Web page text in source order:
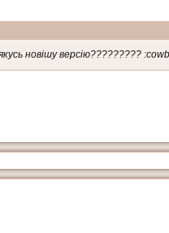
новішу версію?????????